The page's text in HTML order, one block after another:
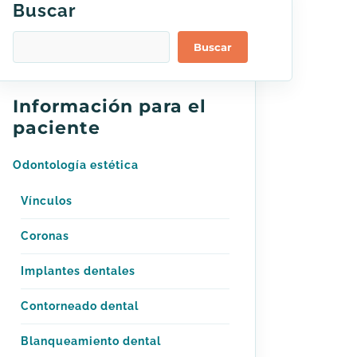
Buscar
Buscar
Información para el
paciente
Odontología estética
Vínculos
Coronas
Implantes dentales
Contorneado dental
Blanqueamiento dental